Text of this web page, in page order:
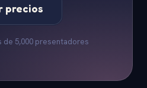
precios
de 5,000 presentadores